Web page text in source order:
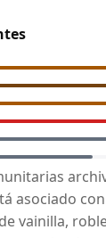
asociado
vainilla,